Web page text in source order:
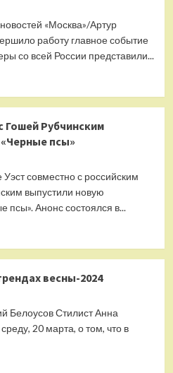
«Москва»/Артур
работу главное событие
со всей России представили...
Гошей Рубчинским
псы»
совместно с российским
выпустили новую
Анонс состоялся в...
весны-2024
Белоусов Стилист Анна
20 марта, о том, что в